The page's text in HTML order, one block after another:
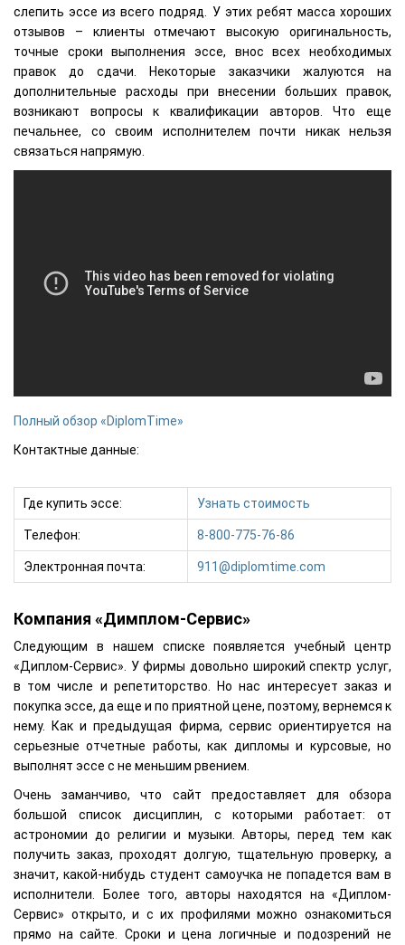
слепить эссе из всего подряд. У этих ребят масса хороших
отзывов – клиенты отмечают высокую оригинальность,
точные сроки выполнения эссе, внос всех необходимых
правок до сдачи. Некоторые заказчики жалуются на
дополнительные расходы при внесении больших правок,
возникают вопросы к квалификации авторов. Что еще
печальнее, со своим исполнителем почти никак нельзя
связаться напрямую.
Полный обзор «DiplomTime»
Контактные данные:
Где купить эссе: Узнать стоимость
Телефон: 8-800-775-76-86
Электронная почта: 911@diplomtime.com
Компания «Димплом-Сервис»
Следующим в нашем списке появляется учебный центр
«Диплом-Сервис». У фирмы довольно широкий спектр услуг,
в том числе и репетиторство. Но нас интересует заказ и
покупка эссе, да еще и по приятной цене, поэтому, вернемся к
нему. Как и предыдущая фирма, сервис ориентируется на
серьезные отчетные работы, как дипломы и курсовые, но
выполнят эссе с не меньшим рвением.
Очень заманчиво, что сайт предоставляет для обзора
большой список дисциплин, с которыми работает: от
астрономии до религии и музыки. Авторы, перед тем как
получить заказ, проходят долгую, тщательную проверку, а
значит, какой-нибудь студент самоучка не попадется вам в
исполнители. Более того, авторы находятся на «Диплом-
Сервис» открыто, и с их профилями можно ознакомиться
прямо на сайте. Сроки и цена логичные и подозрений не